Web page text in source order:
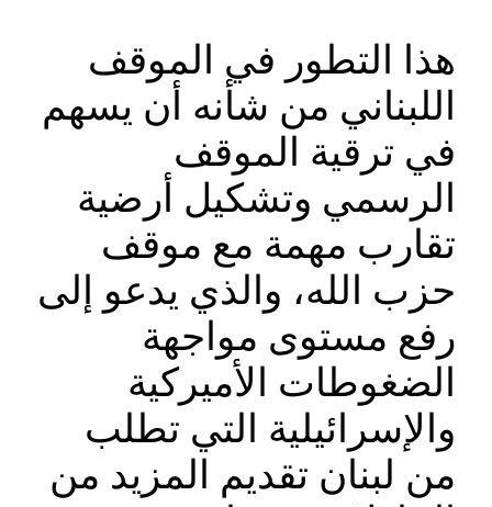
هذا التطور في الموقف
اللبناني من شأنه أن يسهم
في ترقية الموقف
الرسمي وتشكيل أرضية
تقارب مهمة مع موقف
حزب الله، والذي يدعو إلى
رفع مستوى مواجهة
الضغوطات الأميركية
والإسرائيلية التي تطلب
من لبنان تقديم المزيد من